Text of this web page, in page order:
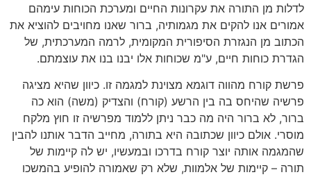
לדלות מן התורה את עקרונות החיים ומערכת הכוחות עימהם
אמורים אנו להקים את מגמותיה, ברור שאנו מחויבים להוציא את
הכתוב מן הנגזרת הסיפורית המקומית, לרמה המערכתית, של
הגדרת כוחות חיים, ע"מ שכוחות אלו יבנו בנו את עוצמתם.
פרשת קורח מהווה דוגמא מצוינת למגמה זו. כיוון שהיא מציגה
פרשיה שהיחס בה בין הרשע (קורח) והצדיק (משה) הוא כה
ברור, לא ברור היה מה כבר ניתן ללמוד מפרשיה זו חוץ מלקח
מוסרי. אולם כיוון שכתובה היא בתורה, מחייב הדבר אותנו להבין
שהמגמה אותה יוצר קורח בדרכו ובמעשיו, יש לה קיימות של
תורה – קיימות של אלמוות, שלא רק שאמורה להופיע בהמשכו